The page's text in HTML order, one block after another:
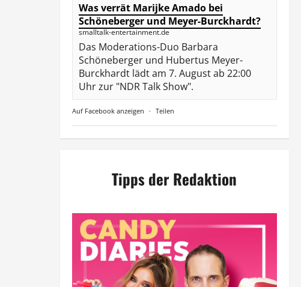
Was verrät Marijke Amado bei
Schöneberger und Meyer-Burckhardt?
smalltalk-entertainment.de
Das Moderations-Duo Barbara
Schöneberger und Hubertus Meyer-
Burckhardt lädt am 7. August ab 22:00
Uhr zur "NDR Talk Show".
Auf Facebook anzeigen · Teilen
Tipps der Redaktion